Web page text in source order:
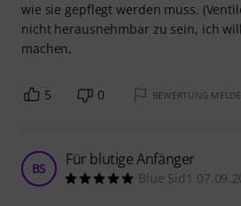
wie sie gepflegt werden muss.
nicht herausnehmbar zu sein, ich
machen,
5 0 BEWERTUNG
BS Für blutige Anfänger
Blue Sid1